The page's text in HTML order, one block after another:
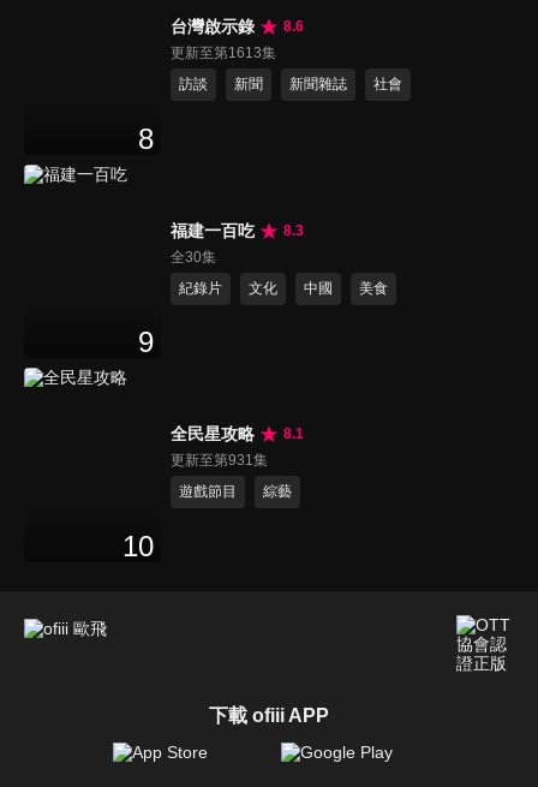
8
台灣啟示錄
8.6
更新至第1613集
訪談
新聞 新聞雜誌 社會
9
福建一百吃
8.3
全30集
紀錄片
文化 中國 美食
10
全民星攻略
8.1
更新至第931集
遊戲節目
綜藝
下載 ofiii APP